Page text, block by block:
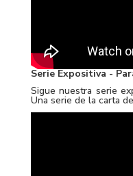
Serie Expositiva -
Sigue nuestra serie
Una serie de la carta